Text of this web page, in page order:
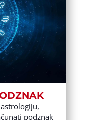
podznak